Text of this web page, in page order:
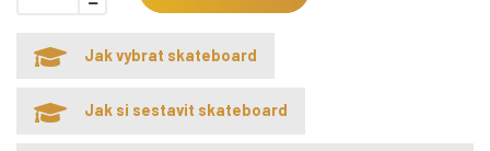
Jak vybrat skateboard
Jak si sestavit skateboard